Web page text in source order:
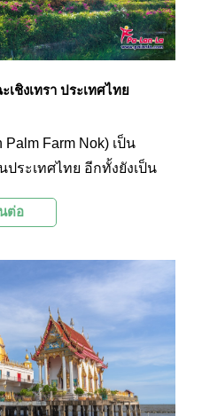
ชิงเทรา ประเทศไทย
Farm Nok) เป็น
ระเทศไทย อีกทั้งยังเป็น
กท่องเที่ยวที่มาเยือนจะ
าพันธุ์อีกด้วย
ต่อ